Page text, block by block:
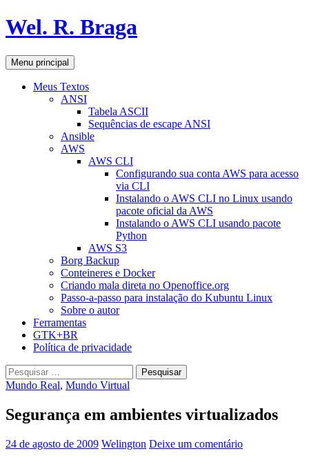
Pular
para
conteúdo
Wel. R. Braga
Pesquisar
Menu principal
Meus Textos
ANSI
Tabela ASCII
Sequências de escape ANSI
Ansible
AWS
AWS CLI
Configurando sua conta AWS para acesso
via CLI
Instalando o AWS CLI no Linux usando
pacote oficial da AWS
Instalando o AWS CLI usando pacote
Python
AWS S3
Borg Backup
Conteineres e Docker
Criando mala direta no Openoffice.org
Passo-a-passo para instalação do Kubuntu Linux
Sobre o autor
Ferramentas
GTK+BR
Política de privacidade
Pesquisar
por:
Mundo Real, Mundo Virtual
Segurança em ambientes virtualizados
24 de agosto de 2009 Welington Deixe um comentário